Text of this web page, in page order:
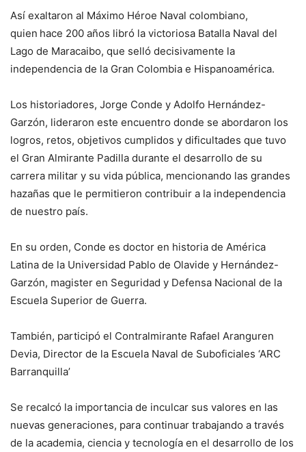
Así exaltaron al Máximo Héroe Naval colombiano,
quien hace 200 años libró la victoriosa Batalla Naval del
Lago de Maracaibo, que selló decisivamente la
independencia de la Gran Colombia e Hispanoamérica.
Los historiadores, Jorge Conde y Adolfo Hernández-
Garzón, lideraron este encuentro donde se abordaron los
logros, retos, objetivos cumplidos y dificultades que tuvo
el Gran Almirante Padilla durante el desarrollo de su
carrera militar y su vida pública, mencionando las grandes
hazañas que le permitieron contribuir a la independencia
de nuestro país.
En su orden, Conde es doctor en historia de América
Latina de la Universidad Pablo de Olavide y Hernández-
Garzón, magister en Seguridad y Defensa Nacional de la
Escuela Superior de Guerra.
También, participó el Contralmirante Rafael Aranguren
Devia, Director de la Escuela Naval de Suboficiales ‘ARC
Barranquilla’
Se recalcó la importancia de inculcar sus valores en las
nuevas generaciones, para continuar trabajando a través
de la academia, ciencia y tecnología en el desarrollo de los